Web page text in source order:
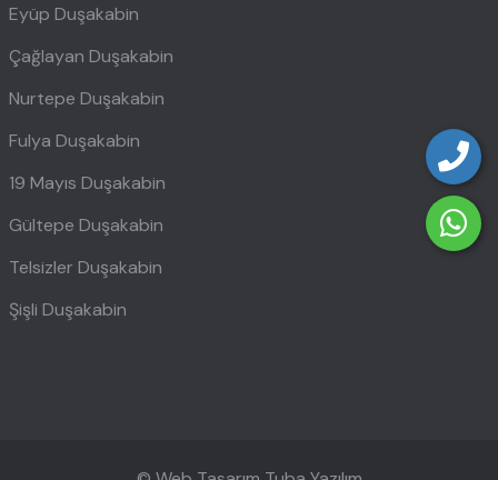
Eyüp Duşakabin
Çağlayan Duşakabin
Nurtepe Duşakabin
Fulya Duşakabin
19 Mayıs Duşakabin
Gültepe Duşakabin
Telsizler Duşakabin
Şişli Duşakabin